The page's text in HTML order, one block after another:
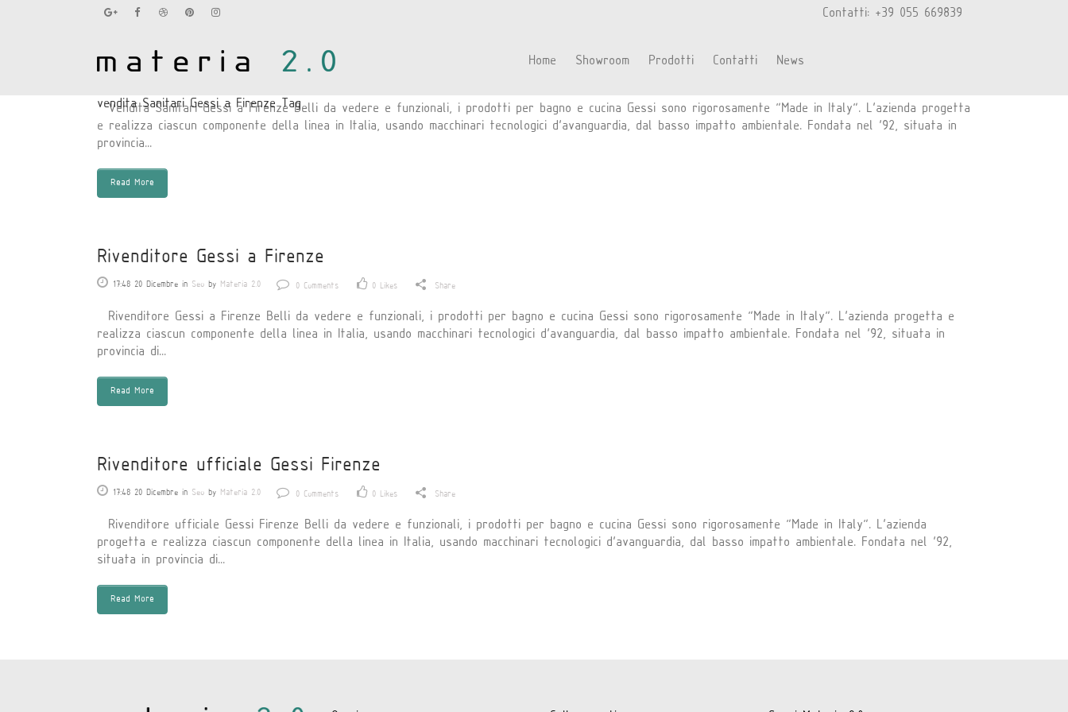
Contatti: +39 055 669839
Home Showroom Prodotti Contatti News
vendita Sanitari Gessi a Firenze Tag
Vendita Sanitari Gessi a Firenze
Vendita Sanitari Gessi a Firenze Belli da vedere e funzionali, i prodotti per bagno e cucina Gessi sono rigorosamente “Made in Italy”. L’azienda progetta
e realizza ciascun componente della linea in Italia, usando macchinari tecnologici d’avanguardia, dal basso impatto ambientale. Fondata nel ‘92, situata in
provincia...
Read More
Rivenditore Gessi a Firenze
17:48 20 Dicembre in Seo by Materia 2.0 0 Comments 0 Likes Share
Rivenditore Gessi a Firenze Belli da vedere e funzionali, i prodotti per bagno e cucina Gessi sono rigorosamente “Made in Italy”. L’azienda progetta e
realizza ciascun componente della linea in Italia, usando macchinari tecnologici d’avanguardia, dal basso impatto ambientale. Fondata nel ‘92, situata in
provincia di...
Read More
Rivenditore ufficiale Gessi Firenze
17:48 20 Dicembre in Seo by Materia 2.0 0 Comments 0 Likes Share
Rivenditore ufficiale Gessi Firenze Belli da vedere e funzionali, i prodotti per bagno e cucina Gessi sono rigorosamente “Made in Italy”. L’azienda
progetta e realizza ciascun componente della linea in Italia, usando macchinari tecnologici d’avanguardia, dal basso impatto ambientale. Fondata nel ‘92,
situata in provincia di...
Read More